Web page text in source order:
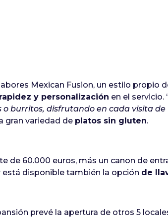
Mexican Fusion, un estilo propio
rapidez y personalización en el servicio.
burritos, disfrutando en cada visita
gran variedad de platos sin gluten.
de 60.000 euros, más un canon de
disponible también la opción de
prevé la apertura de otros 5